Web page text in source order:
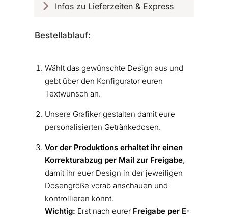
Infos zu Lieferzeiten & Express
Bestellablauf:
Wählt das gewünschte Design aus und
gebt über den Konfigurator euren
Textwunsch an.
Unsere Grafiker gestalten damit eure
personalisierten Getränkedosen.
Vor der Produktions erhaltet ihr einen
Korrekturabzug per Mail zur Freigabe,
damit ihr euer Design in der jeweiligen
Dosengröße vorab anschauen und
kontrollieren könnt.
Wichtig: Erst nach eurer Freigabeper E-